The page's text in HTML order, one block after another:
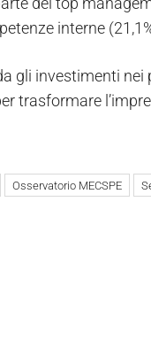
interne
gli investimenti nei
trasformare
Osservatorio MECSPE